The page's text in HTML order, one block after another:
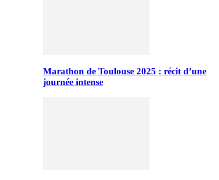
Marathon de Toulouse 2025 : récit d’une
journée intense